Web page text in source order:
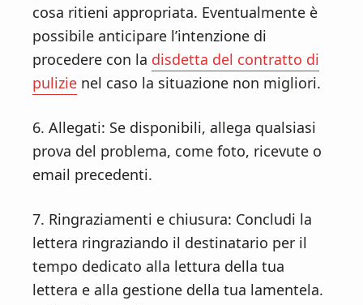
cosa ritieni appropriata. Eventualmente è
possibile anticipare l’intenzione di
procedere con la disdetta del contratto di
pulizie nel caso la situazione non migliori.
6. Allegati: Se disponibili, allega qualsiasi
prova del problema, come foto, ricevute o
email precedenti.
7. Ringraziamenti e chiusura: Concludi la
lettera ringraziando il destinatario per il
tempo dedicato alla lettura della tua
lettera e alla gestione della tua lamentela.